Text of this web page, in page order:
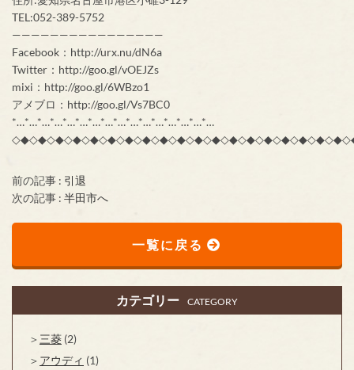
TEL:052-389-5752
————————————————
Facebook：http://urx.nu/dN6a
Twitter：http://goo.gl/vOEJZs
mixi：http://goo.gl/6WBzo1
アメブロ：http://goo.gl/Vs7BC0
*…*…*…*…*…*…*…*…*…*…*…*…*…*…*…*…
前の記事 : 引退
次の記事 : 半田市へ
一覧に戻る
カテゴリー CATEGORY
三菱 (2)
アウディ (1)